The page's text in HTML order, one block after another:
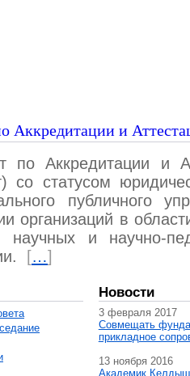
Аккредитации и
по Аккредитации и
со статусом
публичного
организаций в
и научно-
[…]
Новости
3 февраля 2017
Совмещать
прикладное
13 ноября 2016
Академик